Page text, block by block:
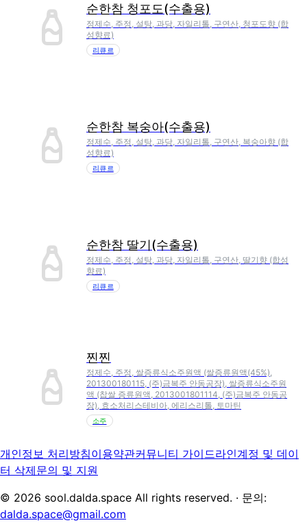
순한참 청포도(수출용)
정제수, 주정, 설탕, 과당, 자일리톨, 구연산, 청포도향 (합
성향료)
리큐르
순한참 복숭아(수출용)
정제수, 주정, 설탕, 과당, 자일리톨, 구연산, 복숭아향 (합
성향료)
리큐르
순한참 딸기(수출용)
정제수, 주정, 설탕, 과당, 자일리톨, 구연산, 딸기향 (합성
향료)
리큐르
찐찐
정제수, 주정, 쌀증류식소주원액 (쌀증류원액(45%),
201300180115, (주)금복주 안동공장), 쌀증류식소주원
액 (찹쌀 증류원액, 2013001801114, (주)금복주 안동공
장), 효소처리스테비아, 에리스리톨, 토마틴
소주
개인정보 처리방침이용약관커뮤니티 가이드라인계정 및 데이
터 삭제문의 및 지원
© 2026 sool.dalda.space All rights reserved. · 문의:
dalda.space@gmail.com